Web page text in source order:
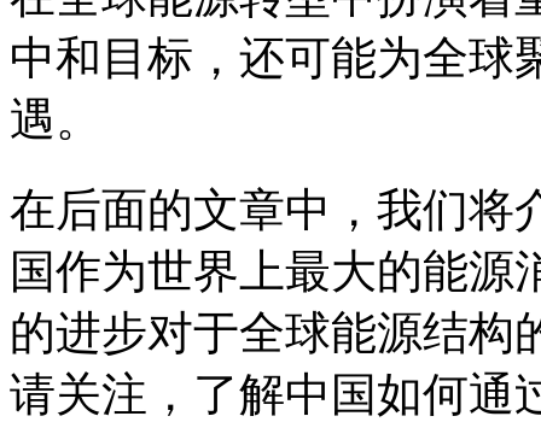
中和目标，还可能为全球
遇。
在后面的文章中，我们将
国作为世界上最大的能源
的进步对于全球能源结构
请关注，了解中国如何通